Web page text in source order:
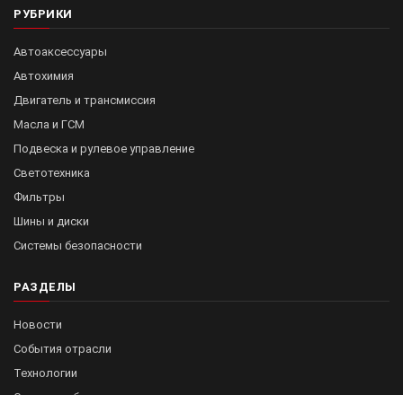
РУБРИКИ
Автоаксессуары
Автохимия
Двигатель и трансмиссия
Масла и ГСМ
Подвеска и рулевое управление
Светотехника
Фильтры
Шины и диски
Системы безопасности
РАЗДЕЛЫ
Новости
События отрасли
Технологии